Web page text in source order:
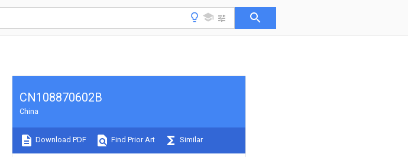
CN108870602B
China
Download PDF Find Prior Art Similar